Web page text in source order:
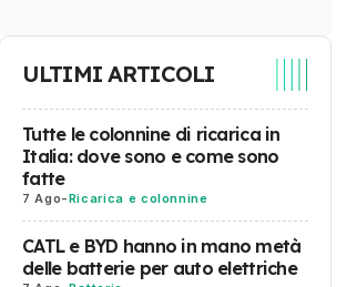
ULTIMI ARTICOLI
Tutte le colonnine di ricarica in
Italia: dove sono e come sono
fatte
7 Ago-Ricarica e colonnine
CATL e BYD hanno in mano metà
delle batterie per auto elettriche